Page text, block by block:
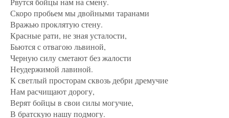
Скоро пробьем мы двойными таранами
Вражью проклятую стену.
Красные рати, не зная усталости,
Бьются с отвагою львиной,
Черную силу сметают без жалости
Неудержимой лавиной.
К светлый просторам сквозь дебри дремучие
Нам расчищают дорогу,
Верят бойцы в свои силы могучие,
В братскую нашу подмогу.